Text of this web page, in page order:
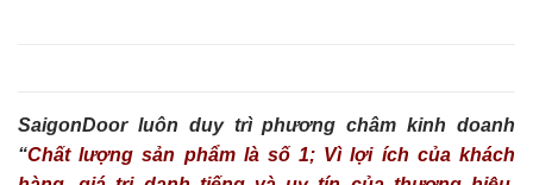
SaigonDoor luôn duy trì phương châm kinh doanh
“Chất lượng sản phẩm là số 1; Vì lợi ích của khách